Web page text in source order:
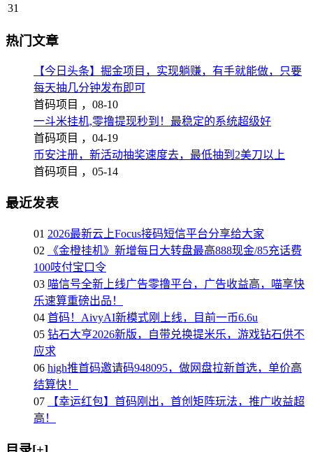
31
热门文章
【今日头条】掘金项目，实现躺赚，有手就能做，只要
每天抽几分钟发布即可
首码项目 ， 08-10
一斗米挂机,零撸提现秒到！最稳定的系统超级好
首码项目 ， 04-19
币安注册，新活动抽奖速度去，最低抽到2美刀以上
首码项目 ， 05-14
最近发表
01 2026最新云上Focus接码短信平台分享给大家
02
《金橙挂机》新增每日大转盘最高888现金/85充话费
100吱付宝口令
03 喵信号全新上线广告零撸平台，广告收益高，喵享快
乐速算重磅出品！
04 首码！AivyAI新模式刚上线，目前一币6.6u
05 钻石大亨2026新版，自带兑换提米乐，游戏钻石供不
应求
06 high推首码邀请码948095，做网盘拉新首选，单价高
结算快！
07
【幸运红包】首码刚出，首创矩阵玩法，推广收益超
高！